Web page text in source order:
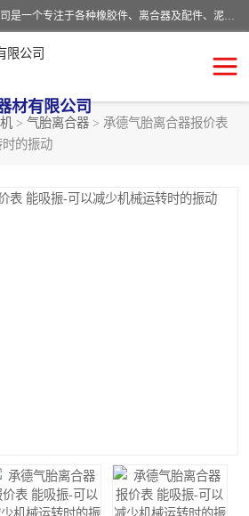
河南大林橡胶通信器材有限公司是一个专注于各种橡胶件、离合器及配件、泥浆泵及配件等产品设计制造和加工的企业。产品应用于矿山、冶金、石油、钢铁、化工、水泥、船舶、造纸、通用机械等各种大功率机械传动或制动装置。
材有限公司
> 气胎离合器 > 承德气胎离合器报价表
的振动
矿山离合器